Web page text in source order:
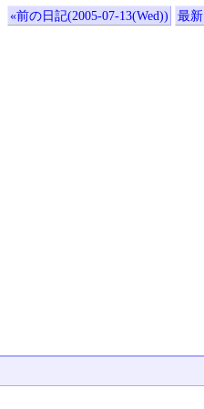
«前の日記(2005-07-13(Wed)) 最新